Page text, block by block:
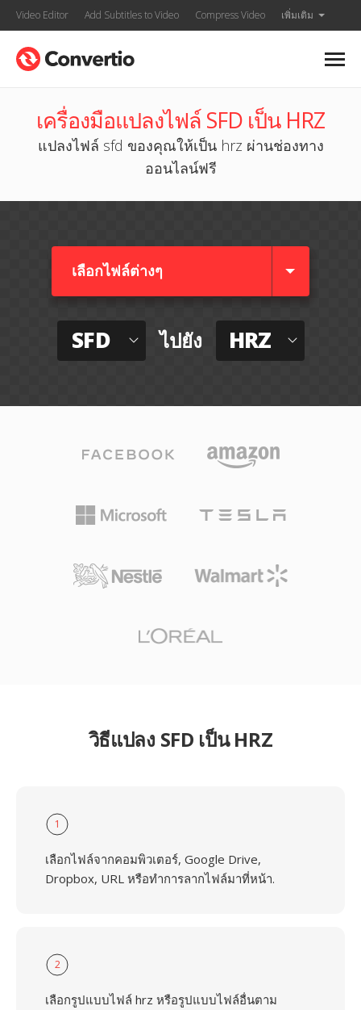
Video Editor Add Subtitles to Video Compress Video เพิ่มเติม
เครื่องมือแปลงไฟล์ SFD เป็น HRZ
แปลงไฟล์ sfd ของคุณให้เป็น hrz ผ่านช่องทาง
ออนไลน์ฟรี
เลือกไฟล์ต่างๆ​
SFD ไปยัง HRZ
วิธีแปลง SFD เป็น HRZ
1
เลือกไฟล์จากคอมพิวเตอร์, Google Drive,
Dropbox, URL หรือทำการลากไฟล์มาที่หน้า.
2
เลือกรูปแบบไฟล์ hrz หรือรูปแบบไฟล์อื่นตาม